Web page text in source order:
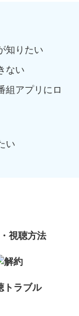
知りたい
ない
組アプリにロ
い